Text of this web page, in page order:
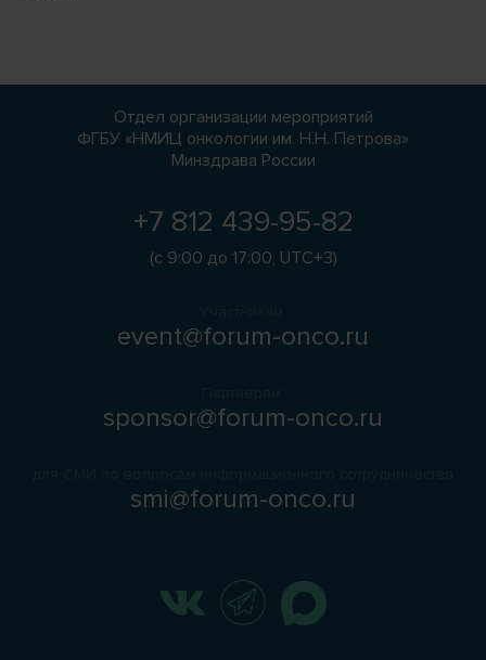
Отдел организации мероприятий
ФГБУ «НМИЦ онкологии им. Н.Н. Петрова»
Минздрава России
+7 812 439-95-82
(с 9:00 до 17:00, UTC+3)
event@forum-onco.ru
sponsor@forum-onco.ru
smi@forum-onco.ru